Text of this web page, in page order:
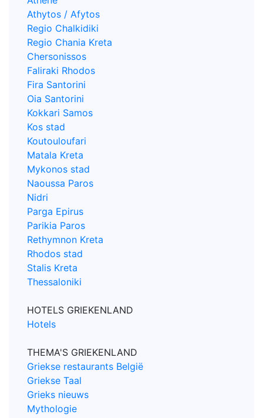
Athytos / Afytos
Regio Chalkidiki
Regio Chania Kreta
Chersonissos
Faliraki Rhodos
Fira Santorini
Oia Santorini
Kokkari Samos
Kos stad
Koutouloufari
Matala Kreta
Mykonos stad
Naoussa Paros
Nidri
Parga Epirus
Parikia Paros
Rethymnon Kreta
Rhodos stad
Stalis Kreta
Thessaloniki
HOTELS GRIEKENLAND
Hotels
THEMA'S GRIEKENLAND
Griekse restaurants België
Griekse Taal
Grieks nieuws
Mythologie